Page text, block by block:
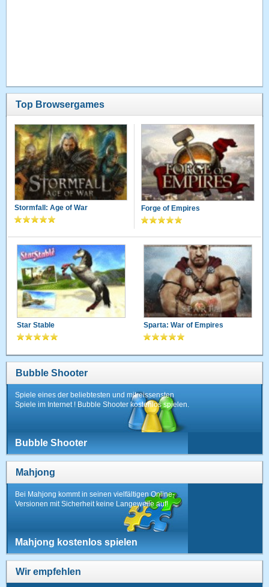
Top Browsergames
Stormfall: Age of War Forge of Empires
Star Stable Sparta: War of Empires
Bubble Shooter
Spiele eines der beliebtesten und mitreissensten
Spiele im Internet ! Bubble Shooter kostenlos spielen.
Bubble Shooter
Mahjong
Bei Mahjong kommt in seinen vielfältigen Online-
Versionen mit Sicherheit keine Langeweile auf!
Mahjong kostenlos spielen
Wir empfehlen